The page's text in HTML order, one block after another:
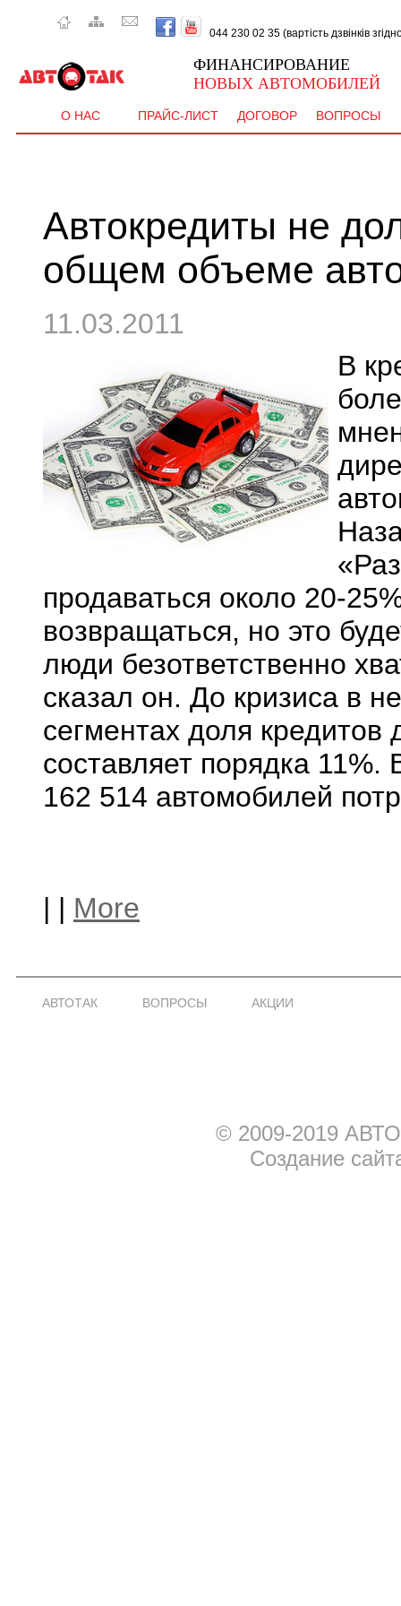
044 230 02 35 (вартість дзвінків
ФИНАНСИРОВАНИЕ
НОВЫХ АВТОМОБИЛЕЙ
О НАС ПРАЙС-ЛИСТ ДОГОВОР ВОПРОСЫ
Автокредиты не
общем объеме
11.03.2011
В
продаваться около 20-
возвращаться, но это
люди безответственно
сказал он. До кризиса в
сегментах доля
составляет порядка
162 514 автомобилей
| | More
АВТОТАК ВОПРОСЫ АКЦИИ
© 2009-2019
Создание